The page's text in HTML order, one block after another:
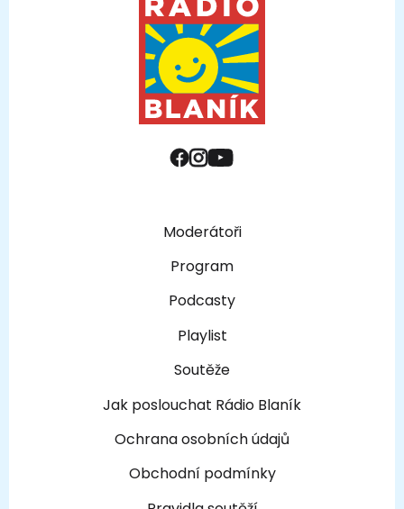
Moderátoři
Program
Podcasty
Playlist
Soutěže
Jak poslouchat Rádio Blaník
Ochrana osobních údajů
Obchodní podmínky